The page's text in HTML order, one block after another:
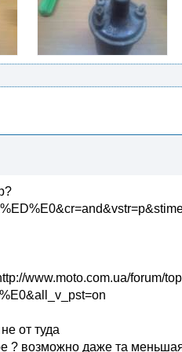
www.moto.com.ua/forum/
от туда
? возможно даже та